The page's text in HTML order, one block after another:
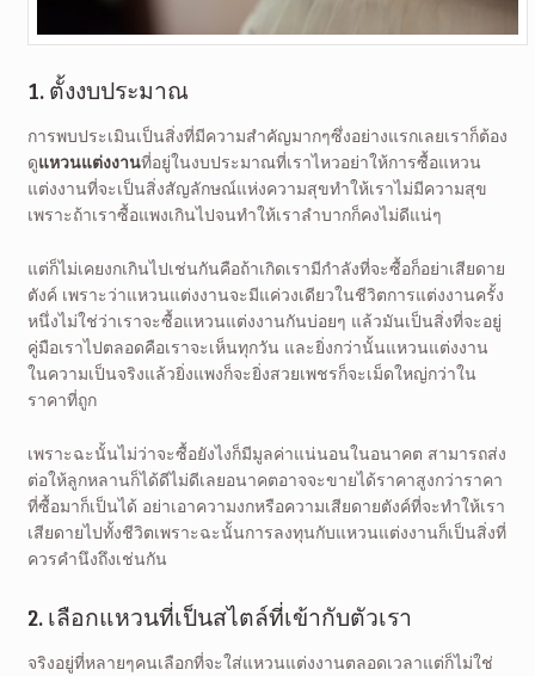
1. ตั้งงบประมาณ
การพบประเมินเป็นสิ่งที่มีความสำคัญมากๆซึ่งอย่างแรกเลยเราก็ต้อง
ดูแหวนแต่งงานที่อยู่ในงบประมาณที่เราไหวอย่าให้การซื้อแหวน
แต่งงานที่จะเป็นสิ่งสัญลักษณ์แห่งความสุขทำให้เราไม่มีความสุข
เพราะถ้าเราซื้อแพงเกินไปจนทำให้เราลำบากก็คงไม่ดีแน่ๆ
แต่ก็ไม่เคยงกเกินไปเช่นกันคือถ้าเกิดเรามีกำลังที่จะซื้อก็อย่าเสียดาย
ตังค์ เพราะว่าแหวนแต่งงานจะมีแค่วงเดียวในชีวิตการแต่งงานครั้ง
หนึ่งไม่ใช่ว่าเราจะซื้อแหวนแต่งงานกันบ่อยๆ แล้วมันเป็นสิ่งที่จะอยู่
คู่มือเราไปตลอดคือเราจะเห็นทุกวัน และยิ่งกว่านั้นแหวนแต่งงาน
ในความเป็นจริงแล้วยิ่งแพงก็จะยิ่งสวยเพชรก็จะเม็ดใหญ่กว่าใน
ราคาที่ถูก
เพราะฉะนั้นไม่ว่าจะซื้อยังไงก็มีมูลค่าแน่นอนในอนาคต สามารถส่ง
ต่อให้ลูกหลานก็ได้ดีไม่ดีเลยอนาคตอาจจะขายได้ราคาสูงกว่าราคา
ที่ซื้อมาก็เป็นได้ อย่าเอาความงกหรือความเสียดายตังค์ที่จะทำให้เรา
เสียดายไปทั้งชีวิตเพราะฉะนั้นการลงทุนกับแหวนแต่งงานก็เป็นสิ่งที่
ควรคำนึงถึงเช่นกัน
2. เลือกแหวนที่เป็นสไตล์ที่เข้ากับตัวเรา
จริงอยู่ที่หลายๆคนเลือกที่จะใส่แหวนแต่งงานตลอดเวลาแต่ก็ไม่ใช่